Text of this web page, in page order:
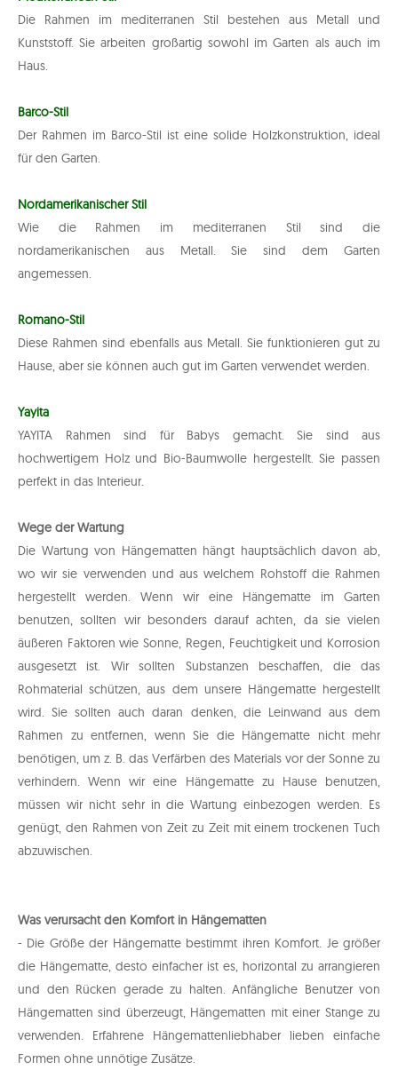
Die Rahmen im mediterranen Stil bestehen aus Metall und
Kunststoff. Sie arbeiten großartig sowohl im Garten als auch im
Haus.
Barco-Stil
Der Rahmen im Barco-Stil ist eine solide Holzkonstruktion, ideal
für den Garten.
Nordamerikanischer Stil
Wie die Rahmen im mediterranen Stil sind die
nordamerikanischen aus Metall. Sie sind dem Garten
angemessen.
Romano-Stil
Diese Rahmen sind ebenfalls aus Metall. Sie funktionieren gut zu
Hause, aber sie können auch gut im Garten verwendet werden.
Yayita
YAYITA Rahmen sind für Babys gemacht. Sie sind aus
hochwertigem Holz und Bio-Baumwolle hergestellt. Sie passen
perfekt in das Interieur.
Wege der Wartung
Die Wartung von Hängematten hängt hauptsächlich davon ab,
wo wir sie verwenden und aus welchem ​​Rohstoff die Rahmen
hergestellt werden. Wenn wir eine Hängematte im Garten
benutzen, sollten wir besonders darauf achten, da sie vielen
äußeren Faktoren wie Sonne, Regen, Feuchtigkeit und Korrosion
ausgesetzt ist. Wir sollten Substanzen beschaffen, die das
Rohmaterial schützen, aus dem unsere Hängematte hergestellt
wird. Sie sollten auch daran denken, die Leinwand aus dem
Rahmen zu entfernen, wenn Sie die Hängematte nicht mehr
benötigen, um z. B. das Verfärben des Materials vor der Sonne zu
verhindern. Wenn wir eine Hängematte zu Hause benutzen,
müssen wir nicht sehr in die Wartung einbezogen werden. Es
genügt, den Rahmen von Zeit zu Zeit mit einem trockenen Tuch
abzuwischen.
Was verursacht den Komfort in Hängematten
- Die Größe der Hängematte bestimmt ihren Komfort. Je größer
die Hängematte, desto einfacher ist es, horizontal zu arrangieren
und den Rücken gerade zu halten. Anfängliche Benutzer von
Hängematten sind überzeugt, Hängematten mit einer Stange zu
verwenden. Erfahrene Hängemattenliebhaber lieben einfache
Formen ohne unnötige Zusätze.